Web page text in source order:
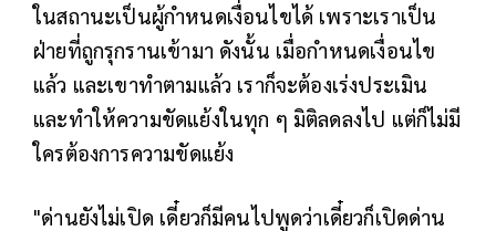
ในสถานะเป็นผู้กำหนดเงื่อนไขได้ เพราะเราเป็น
ฝ่ายที่ถูกรุกรานเข้ามา ดังนั้น เมื่อกำหนดเงื่อนไข
แล้ว และเขาทำตามแล้ว เราก็จะต้องเร่งประเมิน
และทำให้ความขัดแย้งในทุก ๆ มิติลดลงไป แต่ก็ไม่มี
ใครต้องการความขัดแย้ง
"ด่านยังไม่เปิด เดี๋ยวก็มีคนไปพูดว่าเดี๋ยวก็เปิดด่าน